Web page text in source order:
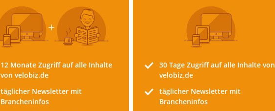
12 Monate Zugriff auf alle Inhalte
von velobiz.de
täglicher Newsletter mit
Brancheninfos
30 Tage Zugriff auf alle Inhalte von
velobiz.de
täglicher Newsletter mit
Brancheninfos